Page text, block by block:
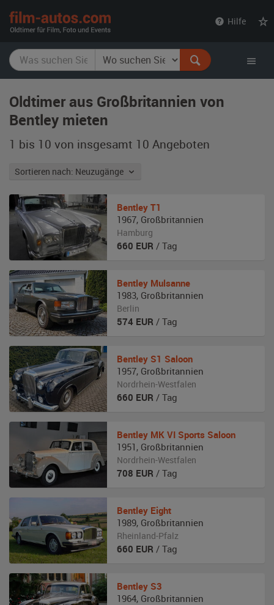
Hilfe
Oldtimer aus Großbritannien von
Bentley mieten
1 bis 10 von insgesamt 10 Angeboten
Sortieren nach: Neuzugänge
Bentley T1
1967, Großbritannien
Hamburg
660 EUR / Tag
Bentley Mulsanne
1983, Großbritannien
Berlin
574 EUR / Tag
Bentley S1 Saloon
1957, Großbritannien
Nordrhein-Westfalen
660 EUR / Tag
Bentley MK VI Sports Saloon
1951 , Großbritannien
Nordrhein-Westfalen
708 EUR / Tag
Bentley Eight
1989, Großbritannien
Rheinland-Pfalz
660 EUR / Tag
Bentley S3
1964, Großbritannien